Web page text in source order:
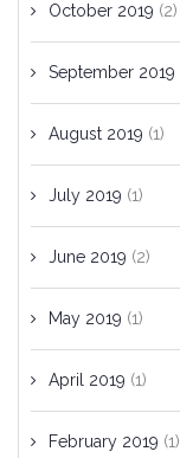
October 2019 (2)
September 2019
August 2019 (1)
July 2019 (1)
June 2019 (2)
May 2019 (1)
April 2019 (1)
February 2019 (1)